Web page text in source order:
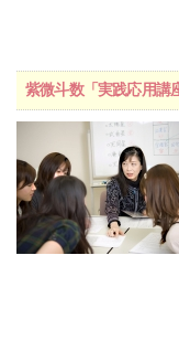
紫微斗数「実践応用